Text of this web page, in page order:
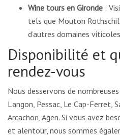
Wine tours en Gironde :
tels que Mouton
d’autres domaines
Disponibilité et
rendez-vous
Nous desservons de
Langon, Pessac, Le Cap-Ferret,
Arcachon, Agen. Si vous avez
et alentour, nous sommes